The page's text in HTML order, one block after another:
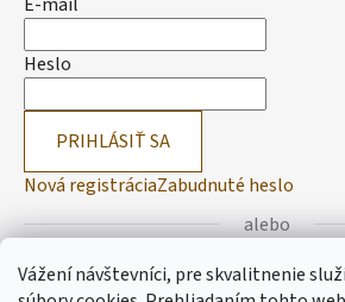
Vážení návštevníci, pre skvalitnenie
Heslo
PRIHLÁSIŤ SA
Nová registráciaZabudnuté heslo
alebo
Prihlásiť sa cez